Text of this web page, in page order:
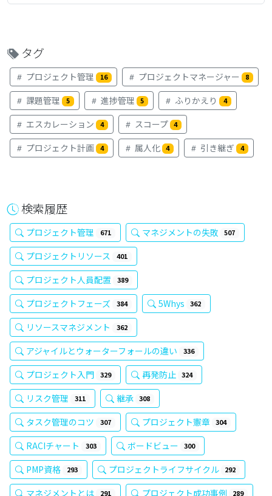
タグ
プロジェクト管理 16 プロジェクトマネージャー 8
課題管理 5 進捗管理 5 ふりかえり 4
エスカレーション 4 スコープ 4
プロジェクト計画 4 属人化 4 引き継ぎ 4
検索履歴
プロジェクト管理 671 マネジメントの失敗 507
プロジェクトリソース 401
プロジェクト人員配置 389
プロジェクトフェーズ 384 5Whys 362
リソースマネジメント 362
アジャイルとウォーターフォールの違い 336
プロジェクト入門 329 再発防止 324
リスク管理 311 継承 308
タスク管理のコツ 307 プロジェクト憲章 304
RACIチャート 303 ボードビュー 300
PMP資格 293 プロジェクトライフサイクル 292
マネジメントとは 291 プロジェクト成功事例 289